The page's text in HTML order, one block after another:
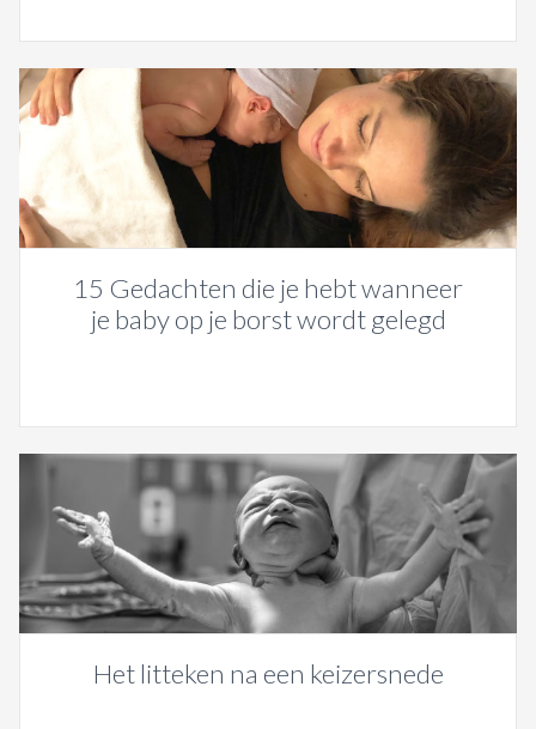
15 Gedachten die je hebt wanneer
je baby op je borst wordt gelegd
Het litteken na een keizersnede